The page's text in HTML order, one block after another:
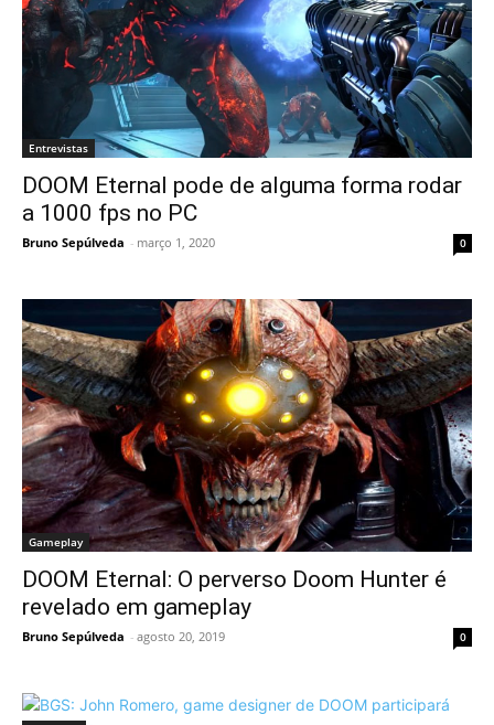
Entrevistas
DOOM Eternal pode de alguma forma rodar
a 1000 fps no PC
Bruno Sepúlveda - março 1, 2020 0
Gameplay
DOOM Eternal: O perverso Doom Hunter é
revelado em gameplay
Bruno Sepúlveda - agosto 20, 2019 0